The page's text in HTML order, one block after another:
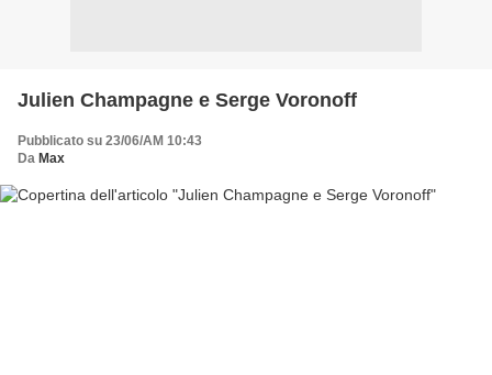
Julien Champagne e Serge Voronoff
Pubblicato su 23/06/AM 10:43
Da Max